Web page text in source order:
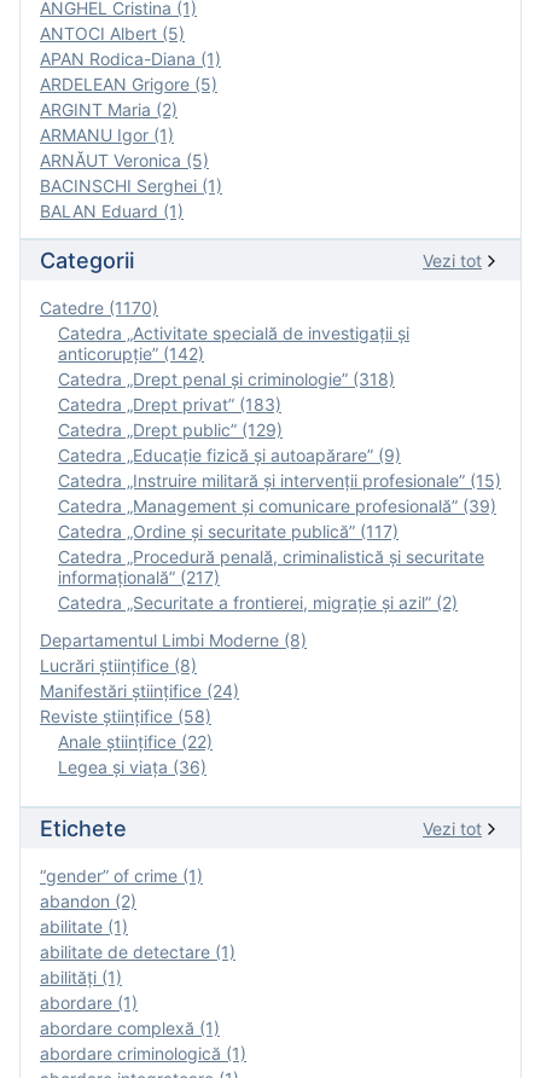
ANGHEL Cristina (1)
ANTOCI Albert (5)
APAN Rodica-Diana (1)
ARDELEAN Grigore (5)
ARGINT Maria (2)
ARMANU Igor (1)
ARNĂUT Veronica (5)
BACINSCHI Serghei (1)
BALAN Eduard (1)
Categorii Vezi tot
Catedre (1170)
Catedra „Activitate specială de investigaţii şi
anticorupție” (142)
Catedra „Drept penal și criminologie” (318)
Catedra „Drept privat” (183)
Catedra „Drept public” (129)
Catedra „Educație fizică şi autoapărare” (9)
Catedra „Instruire militară şi intervenţii profesionale” (15)
Catedra „Management și comunicare profesională” (39)
Catedra „Ordine și securitate publică” (117)
Catedra „Procedură penală, criminalistică și securitate
informațională” (217)
Catedra „Securitate a frontierei, migrație și azil” (2)
Departamentul Limbi Moderne (8)
Lucrări științifice (8)
Manifestări ştiinţifice (24)
Reviste ştiinţifice (58)
Anale ştiinţifice (22)
Legea şi viaţa (36)
Etichete Vezi tot
“gender” of crime (1)
abandon (2)
abilitate (1)
abilitate de detectare (1)
abilităţi (1)
abordare (1)
abordare complexă (1)
abordare criminologică (1)